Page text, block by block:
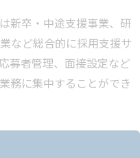
新卒・中途支援事業、研
など総合的に採用支援サ
募者管理、面接設定など
務に集中することができ